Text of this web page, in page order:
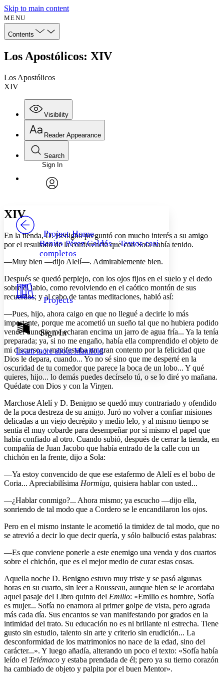
Skip to main content
MENU
Contents
Los Apostólicos: XIV
Los Apostólicos
XIV
Visibility
Annotations
Your highlights
Resources
Show all
Show all Hide all
Reader Appearance
Font
Font style
Decrease font size Increase font size
Color Scheme
Light
Dark
Annotation contrast
abc Low
abc High
Margins
Increase text margins Decrease text margins
Reset to Defaults
Search
Enter search criteria
Search within:
Sign In
Project Home
Benito Pérez Galdós - Textos casi
completos
Projects
Sign In
Learn more aboutManifold
XIV
En la tienda, D. Benigno preguntó con mucho interés a su amigo
por el resultado de la conferencia que con Sola había tenido.
—Muy bien —dijo Alelí—. Admirablemente bien.
Después se quedó perplejo, con los ojos fijos en el suelo y el dedo
sobre el labio, como revolviendo en el caótico montón de sus
recuerdos; y al cabo de tantas meditaciones, habló así:
—Pues, hijo, ahora caigo en que no llegué a decirle lo más
importante, porque me acometió un sueño tal que no hubiera podido
vencer aunque me echaran encima un jarro de agua fría... Ya la tenía
preparada; ya, si no me engaño, había ella comprendido el objeto de
mi discurso, y manifestaba un gran contento por la felicidad que
Dios le depara, cuando... Yo no sé sino que me desperté en la
oscuridad de tu comedor que parece la boca de un lobo... Y qué
quieres, hijo... lo demás puedes decírselo tú, o se lo diré yo mañana.
Quédate con Dios y con la Virgen.
Marchose Alelí y D. Benigno se quedó muy contrariado y ofendido
de la poca destreza de su amigo. Juró no volver a confiar misiones
delicadas a un viejo decrépito y medio lelo, y al mismo tiempo se
sentía él muy cobarde para desempeñar por sí mismo el papel que
había confiado al otro. Cuando subió, después de cerrar la tienda, en
compañía de Juan Jacobo que había entrado de la calle con un
chichón en la frente, dijo a Sola:
—Ya estoy convencido de que ese estafermo de Alelí es el bobo de
Coria... Apreciabilísima Hormiga, quisiera hablar con usted...
—¿Hablar conmigo?... Ahora mismo; ya escucho —dijo ella,
sonriendo de tal modo que a Cordero se le encandilaron los ojos.
Pero en el mismo instante le acometió la timidez de tal modo, que no
se atrevió a decir lo que decir quería, y sólo balbució estas palabras:
—Es que conviene ponerle a este enemigo una venda y dos cuartos
sobre el chichón, que es el mejor medio de curar estas cosas.
Aquella noche D. Benigno estuvo muy triste y se pasó algunas
horas en su cuarto, sin leer a Rousseau, aunque bien se le acordaba
aquel pasaje del Libro quinto del Emilio: «Emilio es hombre, Sofía
es mujer... Sofía no enamora al primer golpe de vista, pero agrada
más cada día. Sus encantos se van manifestando por grados en la
intimidad del trato. Su educación no es ni brillante ni estrecha. Tiene
gusto sin estudio, talento sin arte y criterio sin erudición... La
desconformidad de los matrimonios no nace de la edad, sino del
carácter...». Y luego añadía, alterando un poco el texto: «Sofía había
leído el Telémaco y estaba prendada de él; pero ya su tierno corazón
ha cambiado de objeto y palpita por el buen Mentor».